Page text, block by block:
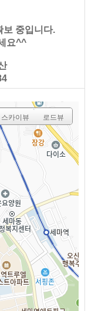
보 중입니다.
요^^
스카이뷰 로드뷰